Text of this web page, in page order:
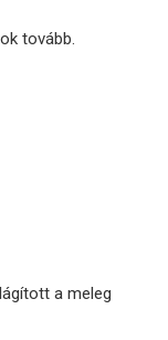
tovább.
a meleg